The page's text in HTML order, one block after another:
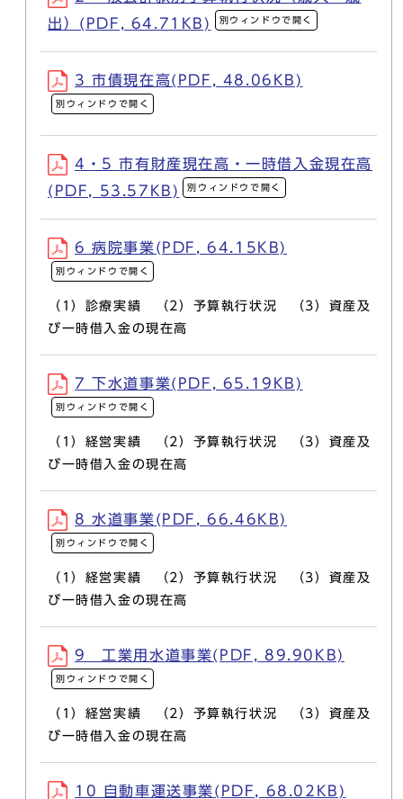
出）(PDF, 64.71KB)
別ウィンドウで開く
3 市債現在高(PDF, 48.06KB)
別ウィンドウで開く
4・5 市有財産現在高・一時借入金現在高
(PDF, 53.57KB)
別ウィンドウで開く
6 病院事業(PDF, 64.15KB)
別ウィンドウで開く
（1）診療実績 （2）予算執行状況 （3）資産及
び一時借入金の現在高
7 下水道事業(PDF, 65.19KB)
別ウィンドウで開く
（1）経営実績 （2）予算執行状況 （3）資産及
び一時借入金の現在高
8 水道事業(PDF, 66.46KB)
別ウィンドウで開く
（1）経営実績 （2）予算執行状況 （3）資産及
び一時借入金の現在高
9 工業用水道事業(PDF, 89.90KB)
別ウィンドウで開く
（1）経営実績 （2）予算執行状況 （3）資産及
び一時借入金の現在高
10 自動車運送事業(PDF, 68.02KB)